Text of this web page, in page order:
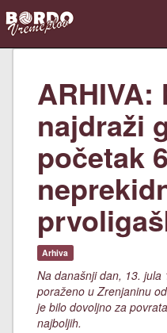
ARHIVA:
najdraži
početak
Arhiva
Na današnji dan, 13.
poraženo u Zrenjaninu
je bilo dovoljno za
najboljih.